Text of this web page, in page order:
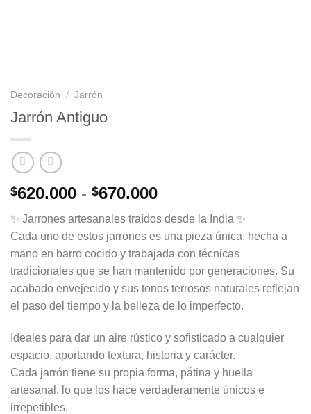
Decoración / Jarrón
Jarrón Antiguo
$620.000 - $670.000Rango
precios:
desde
$620.000
hasta
$670.000
✨ Jarrones artesanales traídos desde la India ✨
Cada uno de estos jarrones es una pieza única, hecha a
mano en barro cocido y trabajada con técnicas
tradicionales que se han mantenido por generaciones. Su
acabado envejecido y sus tonos terrosos naturales reflejan
el paso del tiempo y la belleza de lo imperfecto.
Ideales para dar un aire rústico y sofisticado a cualquier
espacio, aportando textura, historia y carácter.
Cada jarrón tiene su propia forma, pátina y huella
artesanal, lo que los hace verdaderamente únicos e
irrepetibles.